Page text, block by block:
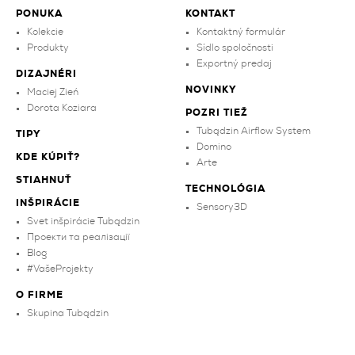
PONUKA
Kolekcie
Produkty
DIZAJNÉRI
Maciej Zień
Dorota Koziara
TIPY
KDE KÚPIŤ?
STIAHNUŤ
INŠPIRÁCIE
Svet inšpirácie Tubądzin
Проекти та реалізації
Blog
#VašeProjekty
O FIRME
Skupina Tubądzin
KONTAKT
Kontaktný formulár
Sídlo spoločnosti
Exportný predaj
NOVINKY
POZRI TIEŽ
Tubądzin Airflow System
Domino
Arte
TECHNOLÓGIA
Sensory3D